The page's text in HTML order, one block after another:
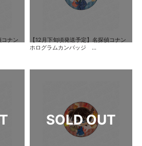
コナン
【12月下旬頃発送予定】名探偵コナン
ホログラムカンバッジ ...